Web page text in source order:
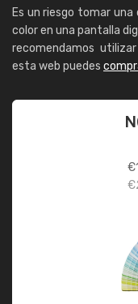
Es un riesgo tomar una
color en una pantalla
recomendamos
esta web puedes
€
€